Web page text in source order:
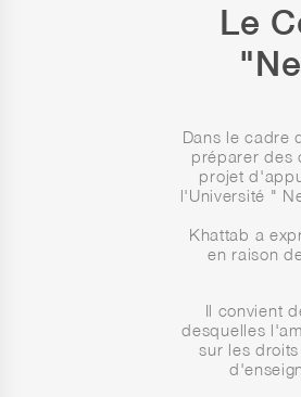
Le
Dans le cadre
préparer des
projet
l'Université "
Khattab a
en raison
Il convient
desquelles
sur les